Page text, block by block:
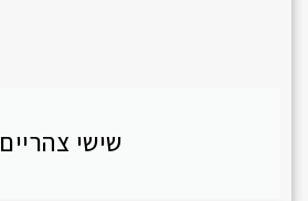
שישי צהריים